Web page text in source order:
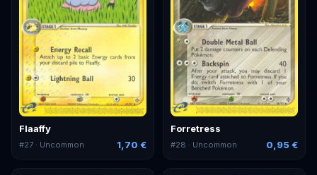
Flaaffy
#27 · Uncommon 1,70 €
Forretress
#28 · Uncommon 0,95 €